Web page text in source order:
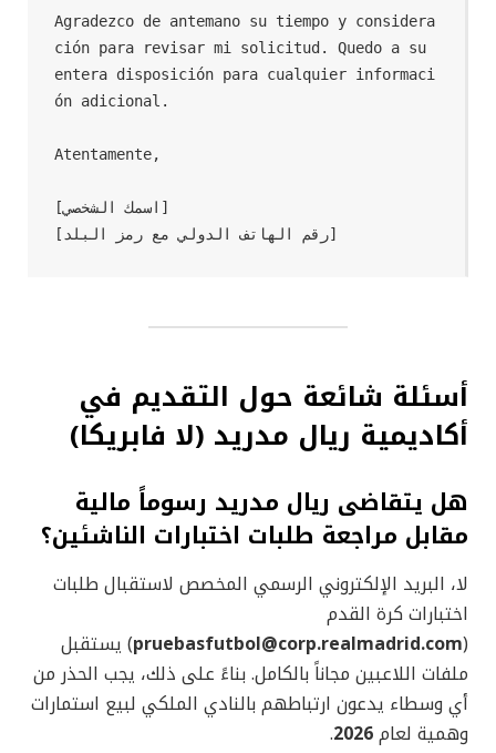
Agradezco de antemano su tiempo y considera
ción para revisar mi solicitud. Quedo a su
entera disposición para cualquier informaci
ón adicional.
Atentamente,
[اسمك الشخصي]
أسئلة شائعة حول التقديم في
أكاديمية ريال مدريد (لا فابريكا)
هل يتقاضى ريال مدريد رسوماً مالية
مقابل مراجعة طلبات اختبارات الناشئين؟
لا، البريد الإلكتروني الرسمي المخصص لاستقبال طلبات
اختبارات كرة القدم
(
pruebasfutbol@corp.realmadrid.com) يستقبل
ملفات اللاعبين مجاناً بالكامل. بناءً على ذلك، يجب الحذر من
أي وسطاء يدعون ارتباطهم بالنادي الملكي لبيع استمارات
وهمية لعام2026
.